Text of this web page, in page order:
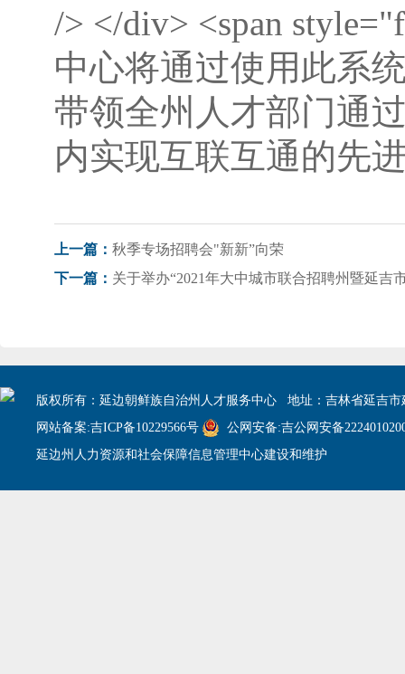
/> </div> <span
中心将通过使用此系
带领全州人才部门通
内实现互联互通的先
上一篇： 秋季专场招聘会"新新”向荣
下一篇：
版权所有：延边朝鲜族自治州人才服务中心 地址：吉林省延吉市
网站备案:吉ICP备10229566号
公网安备:吉公网安备
延边州人力资源和社会保障信息管理中心建设和维护